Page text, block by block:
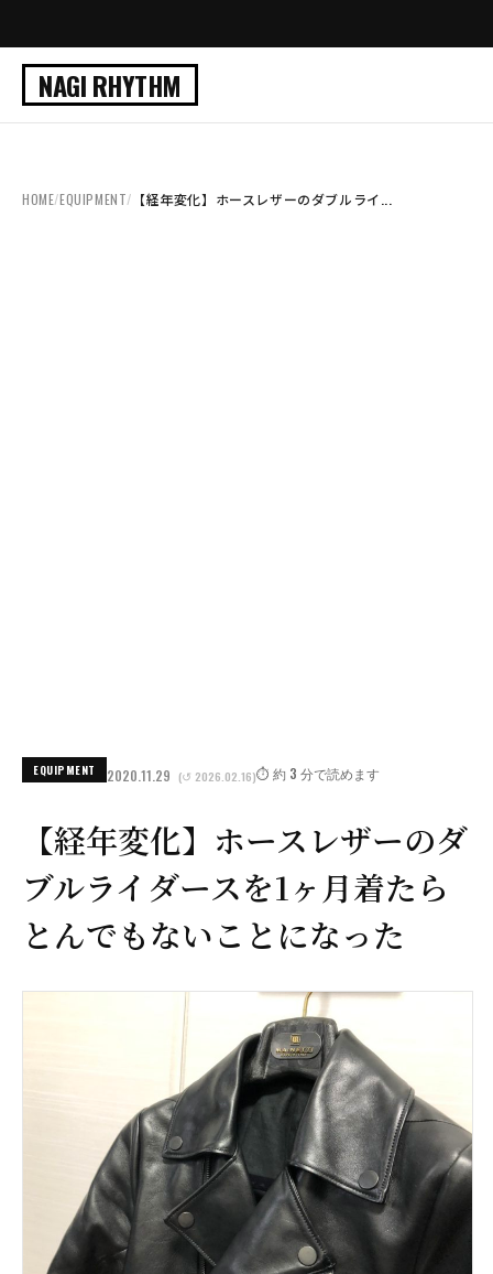
NAGI RHYTHM
HOME/EQUIPMENT/ 【経年変化】ホースレザーのダブルライ...
EQUIPMENT 2020.11.29 (↺ 2026.02.16)⏱️ 約 3 分で読めます
【経年変化】ホースレザーのダ
ブルライダースを1ヶ月着たら
とんでもないことになった